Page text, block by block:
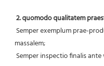
2. quomodo qualitatem
massalem;
Semper inspectio finalis